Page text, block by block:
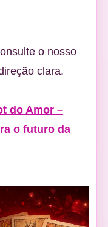
o nosso
clara.
do Amor –
o futuro da